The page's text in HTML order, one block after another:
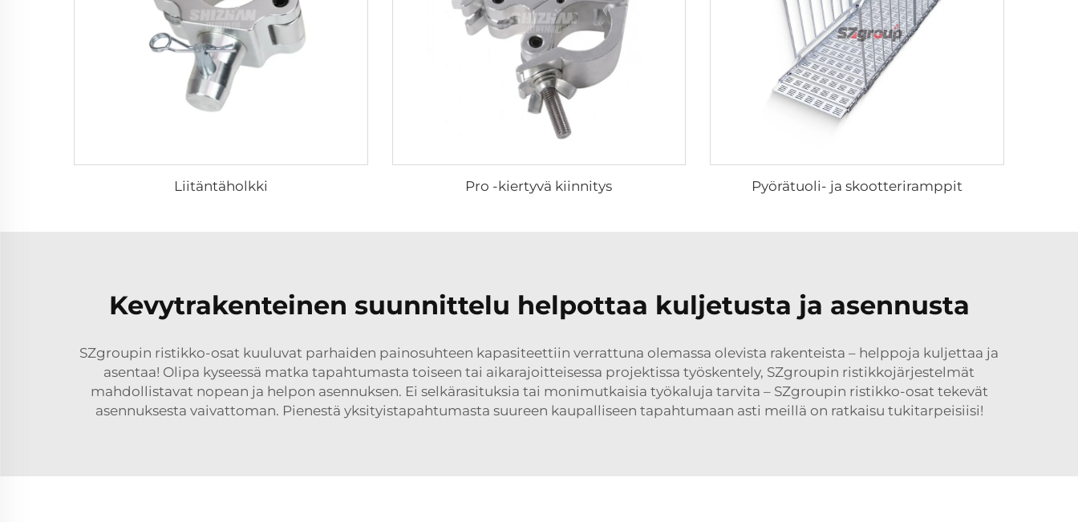
Liitäntäholkki Pro -kiertyvä kiinnitys Pyörätuoli- ja skootteriramppit
Kevytrakenteinen suunnittelu helpottaa kuljetusta ja asennusta
SZgroupin ristikko-osat kuuluvat parhaiden painosuhteen kapasiteettiin verrattuna olemassa olevista rakenteista – helppoja kuljettaa ja
asentaa! Olipa kyseessä matka tapahtumasta toiseen tai aikarajoitteisessa projektissa työskentely, SZgroupin ristikkojärjestelmät
mahdollistavat nopean ja helpon asennuksen. Ei selkärasituksia tai monimutkaisia työkaluja tarvita – SZgroupin ristikko-osat tekevät
asennuksesta vaivattoman. Pienestä yksityistapahtumasta suureen kaupalliseen tapahtumaan asti meillä on ratkaisu tukitarpeisiisi!